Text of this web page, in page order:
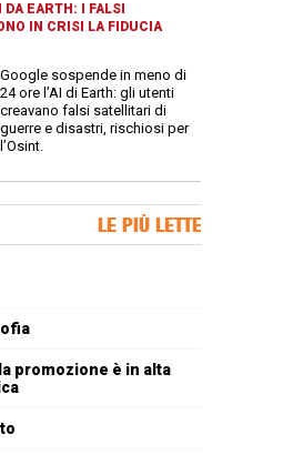
DA EARTH: I FALSI
IN CRISI LA FIDUCIA
Google sospende in meno di
24 ore l’AI di Earth: gli utenti
creavano falsi satellitari di
guerre e disastri, rischiosi per
l’Osint.
LE PIÙ LETTE
promozione è in alta